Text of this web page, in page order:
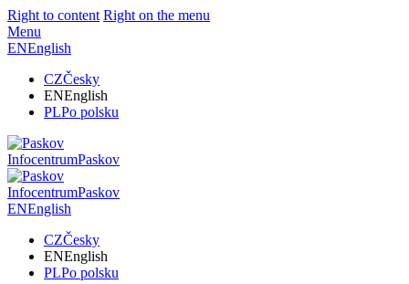
Right to content Right on the menu
Menu
ENEnglish
CZČesky
ENEnglish
PLPo polsku
InfocentrumPaskov
InfocentrumPaskov
ENEnglish
CZČesky
ENEnglish
PLPo polsku